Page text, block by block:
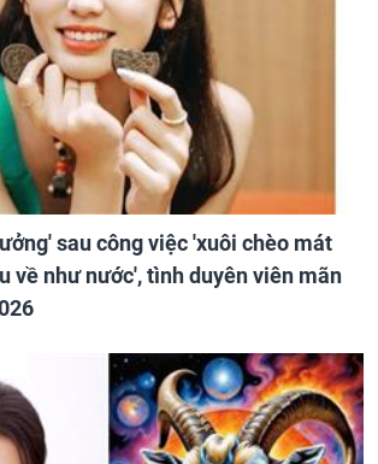
sau công việc 'xuôi chèo mát
về như nước', tình duyên viên mãn